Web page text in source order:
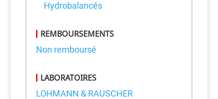
Hydrobalancés
REMBOURSEMENTS
Non remboursé
LABORATOIRES
LOHMANN & RAUSCHER